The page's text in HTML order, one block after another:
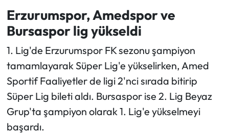
Erzurumspor, Amedspor ve
Bursaspor lig yükseldi
1. Lig'de Erzurumspor FK sezonu şampiyon
tamamlayarak Süper Lig'e yükselirken, Amed
Sportif Faaliyetler de ligi 2'nci sırada bitirip
Süper Lig bileti aldı. Bursaspor ise 2. Lig Beyaz
Grup'ta şampiyon olarak 1. Lig'e yükselmeyi
başardı.